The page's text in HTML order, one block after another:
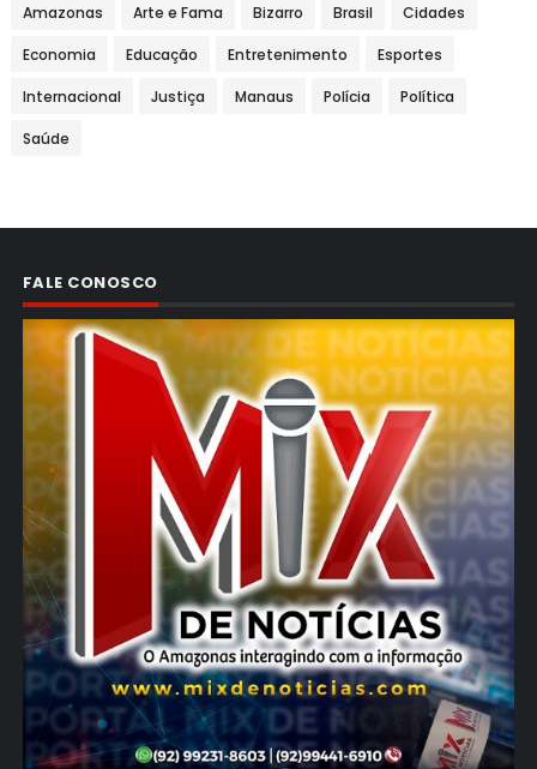
Amazonas Arte e Fama Bizarro Brasil Cidades
Economia Educação Entretenimento Esportes
Internacional Justiça Manaus Polícia Política
Saúde
FALE CONOSCO